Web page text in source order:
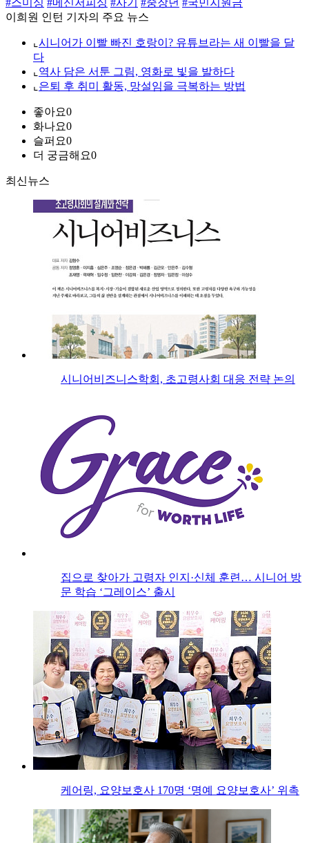
#스미싱 #메신저피싱 #사기 #중장년 #국민지원금
이희원 인턴 기자의 주요 뉴스
⌞ 시니어가 이빨 빠진 호랑이? 유튜브라는 새 이빨을 달
다
⌞ 역사 담은 서툰 그림, 영화로 빛을 발하다
⌞ 은퇴 후 취미 활동, 망설임을 극복하는 방법
좋아요0
화나요0
슬퍼요0
더 궁금해요0
최신뉴스
시니어비즈니스학회, 초고령사회 대응 전략 논의
집으로 찾아가 고령자 인지·신체 훈련… 시니어 방
문 학습 ‘그레이스’ 출시
케어링, 요양보호사 170명 ‘명예 요양보호사’ 위촉